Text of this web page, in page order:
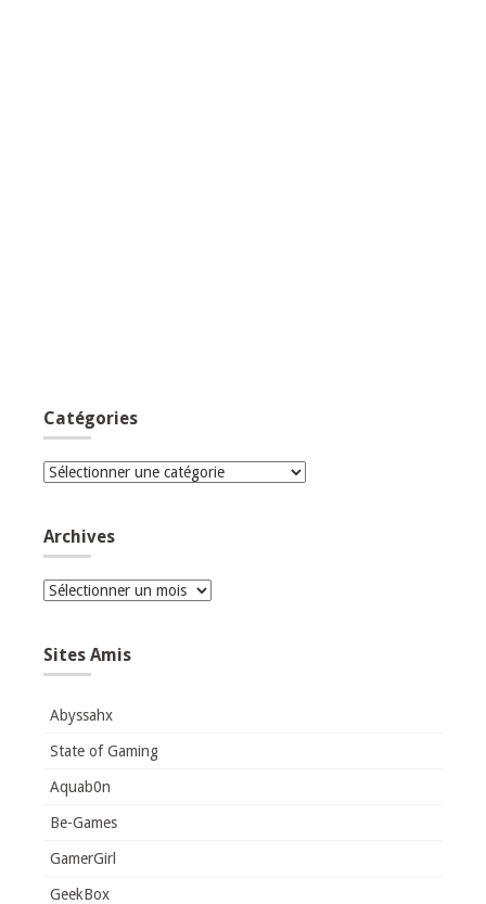
Catégories
Catégories
Archives
Archives
Sites Amis
Abyssahx
State of Gaming
Aquab0n
Be-Games
GamerGirl
GeekBox